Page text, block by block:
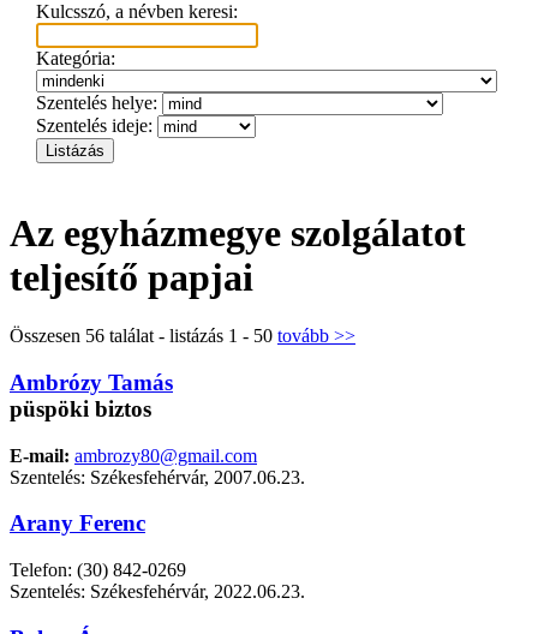
Kulcsszó, a névben keresi:
Kategória:
Szentelés helye:
Szentelés ideje:
Az egyházmegye szolgálatot
teljesítő papjai
Összesen 56 találat - listázás 1 - 50 tovább >>
Ambrózy Tamás
püspöki biztos
E-mail: ambrozy80@gmail.com
Szentelés: Székesfehérvár, 2007.06.23.
Arany Ferenc
Telefon: (30) 842-0269
Szentelés: Székesfehérvár, 2022.06.23.